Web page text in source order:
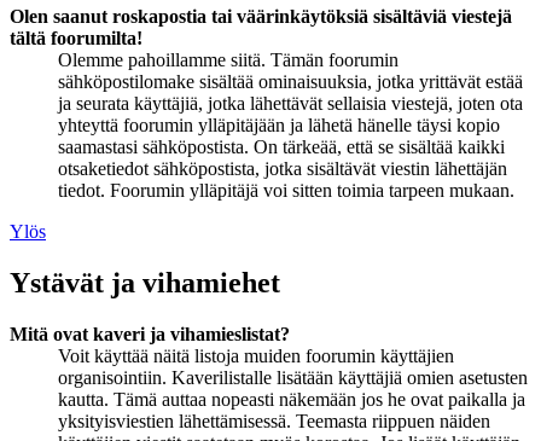
Olen saanut roskapostia tai väärinkäytöksiä sisältäviä viestejä
tältä foorumilta!
Olemme pahoillamme siitä. Tämän foorumin
sähköpostilomake sisältää ominaisuuksia, jotka yrittävät estää
ja seurata käyttäjiä, jotka lähettävät sellaisia viestejä, joten ota
yhteyttä foorumin ylläpitäjään ja lähetä hänelle täysi kopio
saamastasi sähköpostista. On tärkeää, että se sisältää kaikki
otsaketiedot sähköpostista, jotka sisältävät viestin lähettäjän
tiedot. Foorumin ylläpitäjä voi sitten toimia tarpeen mukaan.
Ylös
Ystävät ja vihamiehet
Mitä ovat kaveri ja vihamieslistat?
Voit käyttää näitä listoja muiden foorumin käyttäjien
organisointiin. Kaverilistalle lisätään käyttäjiä omien asetusten
kautta. Tämä auttaa nopeasti näkemään jos he ovat paikalla ja
yksityisviestien lähettämisessä. Teemasta riippuen näiden